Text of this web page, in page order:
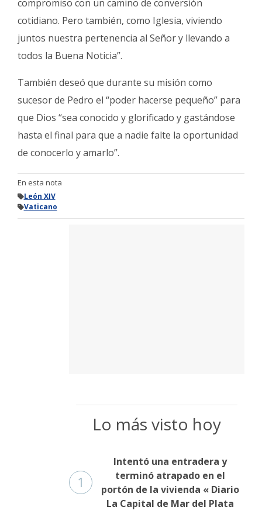
compromiso con un camino de conversión
cotidiano. Pero también, como Iglesia, viviendo
juntos nuestra pertenencia al Señor y llevando a
todos la Buena Noticia”.
También deseó que durante su misión como
sucesor de Pedro el “poder hacerse pequeño” para
que Dios “sea conocido y glorificado y gastándose
hasta el final para que a nadie falte la oportunidad
de conocerlo y amarlo”.
En esta nota
León XIV
Vaticano
Lo más visto hoy
1
Intentó una entradera y
terminó atrapado en el
portón de la vivienda « Diario
La Capital de Mar del Plata